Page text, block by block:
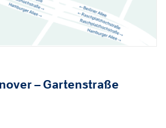
– Gartenstraße